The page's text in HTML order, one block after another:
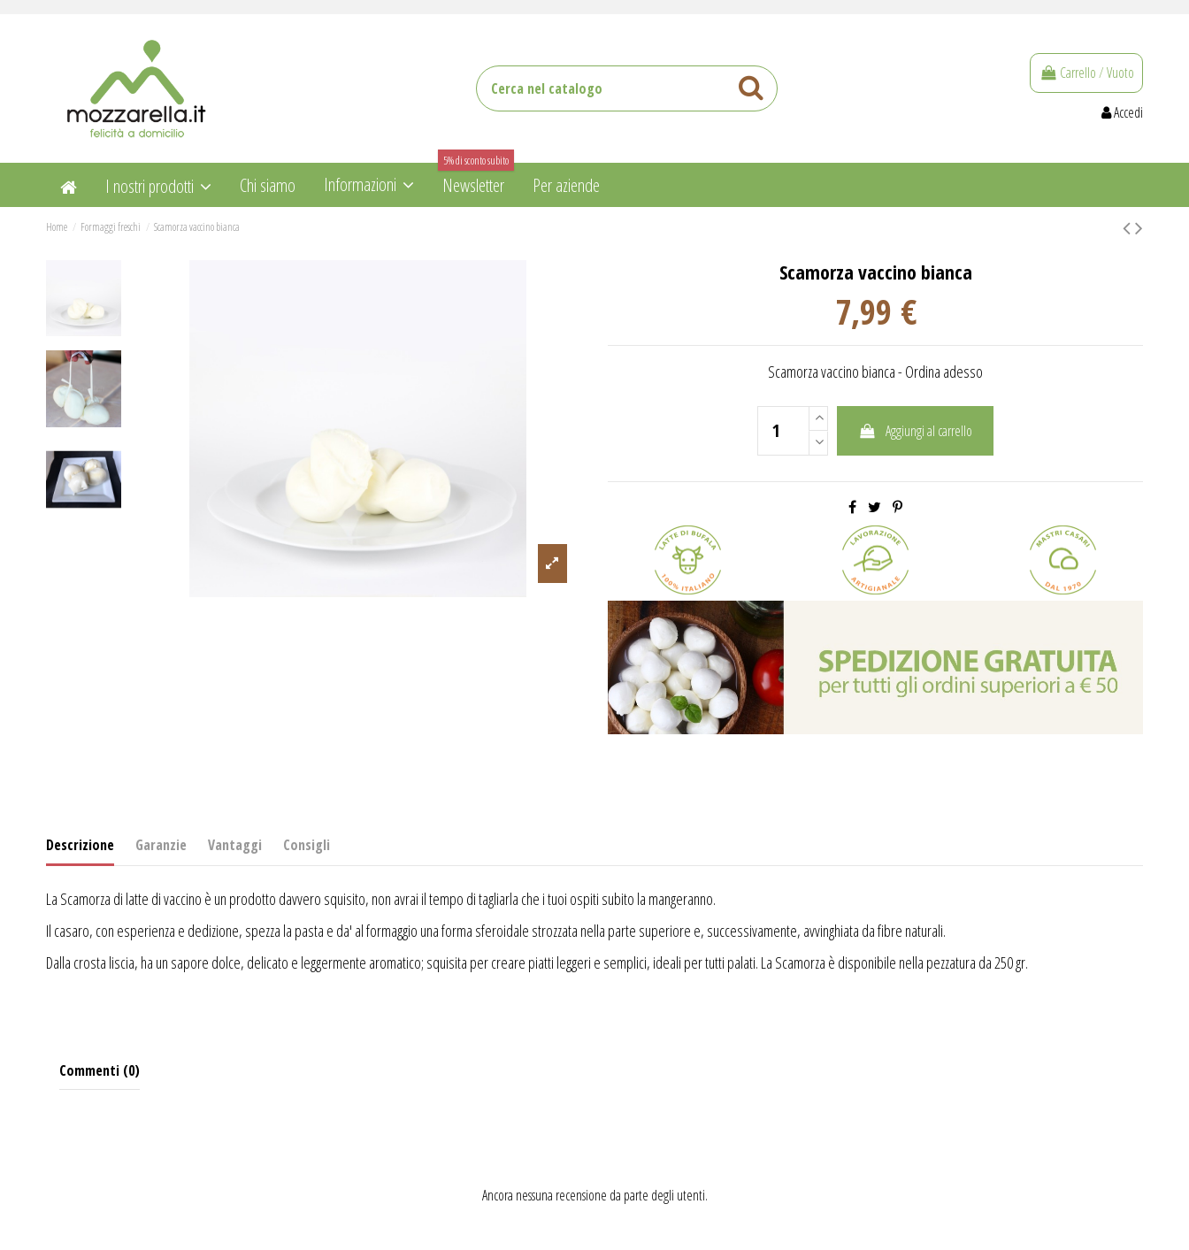
Carrello/Vuoto
Accedi
I nostri prodotti Chi siamo Informazioni Newsletter
5% di sconto subito
Per aziende
Home Formaggi freschi Scamorza vaccino bianca
Scamorza vaccino bianca
7,99 €
Scamorza vaccino bianca - Ordina adesso
Aggiungi al carrello
Descrizione Garanzie Vantaggi Consigli
La Scamorza di latte di vaccino è un prodotto davvero squisito, non avrai il tempo di tagliarla che i tuoi ospiti subito la mangeranno.
Il casaro, con esperienza e dedizione, spezza la pasta e da' al formaggio una forma sferoidale strozzata nella parte superiore e, successivamente, avvinghiata da fibre naturali.
Dalla crosta liscia, ha un sapore dolce, delicato e leggermente aromatico; squisita per creare piatti leggeri e semplici, ideali per tutti palati. La Scamorza è disponibile nella pezzatura da 250 gr.
Commenti (0)
Ancora nessuna recensione da parte degli utenti.